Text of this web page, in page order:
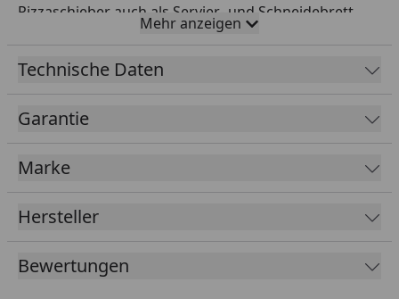
Pizzaschieber auch als Servier- und Schneidebrett
Wichtig:Nur von Hand spülen. Keine scheuernden
geschlossenen Räumlichkeiten trocknen lassen. Nicht
in Ooni geeignet.
Mehr anzeigen
Technische Daten
Garantie
Marke
Hersteller
Bewertungen